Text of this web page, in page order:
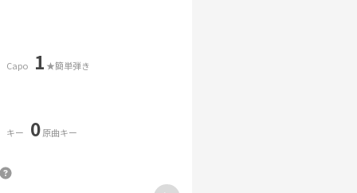
Capo 1 ★簡単弾き
キー 0原曲キー